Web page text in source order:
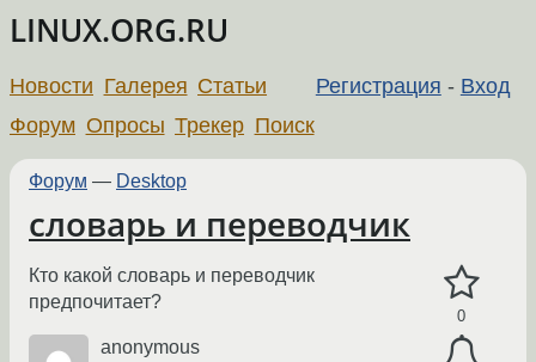
LINUX.ORG.RU
Регистрация - Вход
Новости Галерея Статьи
Форум Опросы Трекер Поиск
Форум — Desktop
словарь и переводчик
0
Кто какой словарь и переводчик
предпочитает?
anonymous